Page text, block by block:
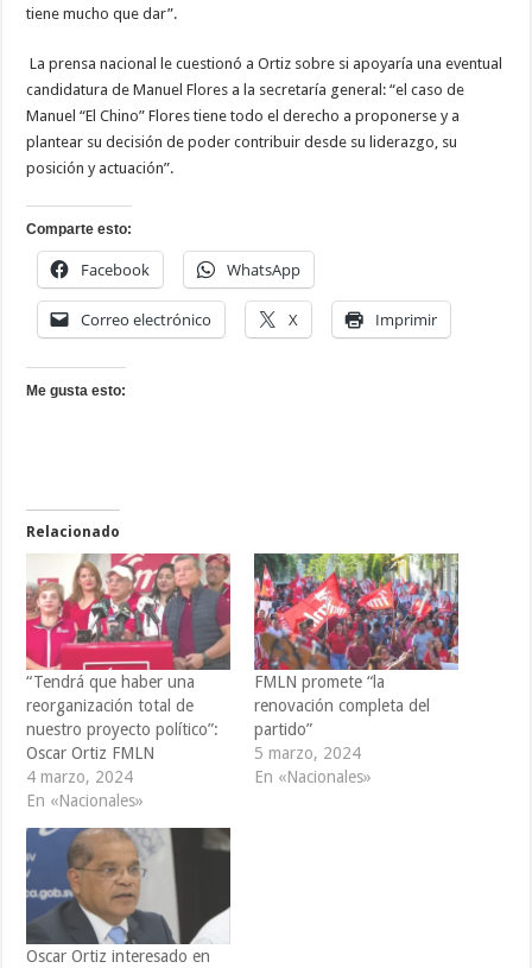
tiene mucho que dar”.
La prensa nacional le cuestionó a Ortiz sobre si apoyaría una eventual
candidatura de Manuel Flores a la secretaría general: “el caso de
Manuel “El Chino” Flores tiene todo el derecho a proponerse y a
plantear su decisión de poder contribuir desde su liderazgo, su
posición y actuación”.
Comparte esto:
Facebook WhatsApp
Correo electrónico X Imprimir
Me gusta esto:
Relacionado
“Tendrá que haber una
reorganización total de
nuestro proyecto político”:
Oscar Ortiz FMLN
4 marzo, 2024
En «Nacionales»
FMLN promete “la
renovación completa del
partido”
5 marzo, 2024
En «Nacionales»
Oscar Ortiz interesado en